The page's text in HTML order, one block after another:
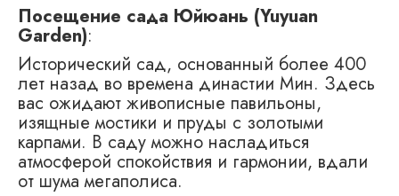
Посещение сада Юйюань (Yuyuan
Garden):
Исторический сад, основанный более 400
лет назад во времена династии Мин. Здесь
вас ожидают живописные павильоны,
изящные мостики и пруды с золотыми
карпами. В саду можно насладиться
атмосферой спокойствия и гармонии, вдали
от шума мегаполиса.